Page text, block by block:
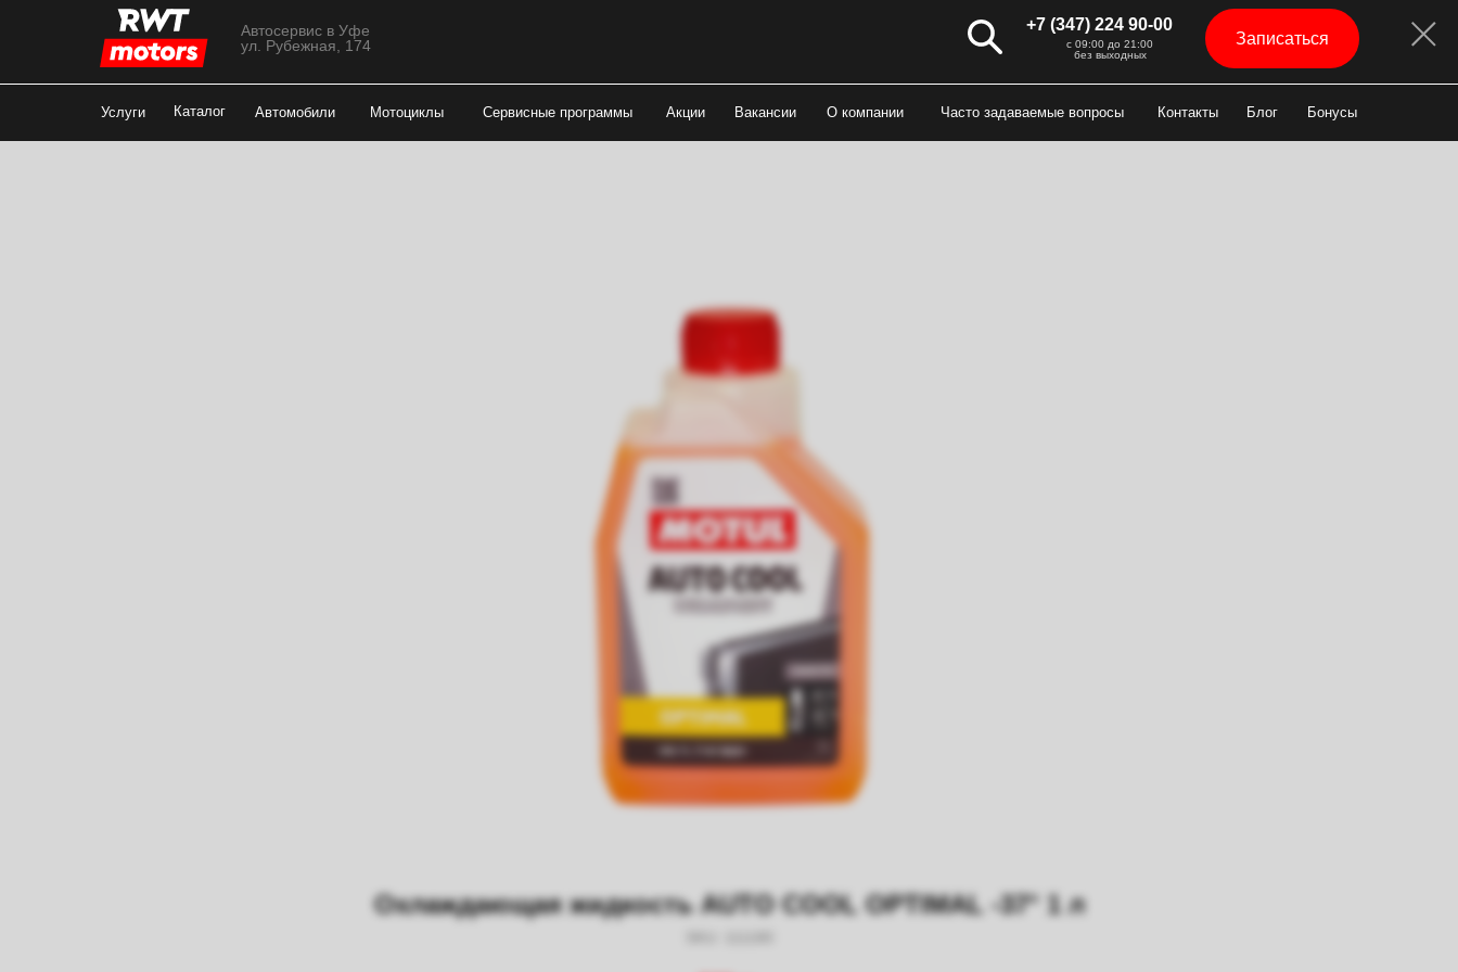
Автосервис в Уфе
ул. Рубежная, 174
Записаться
+7 (347) 224 90-00
с 09:00 до 21:00
без выходных
Автомобили Мотоциклы
Каталог
Услуги Сервисные программы Акции Вакансии О компании Часто задаваемые вопросы Контакты Бонусы
Блог
Охлаждающая жидкость AUTO COOL OPTIMAL -37° 1 л